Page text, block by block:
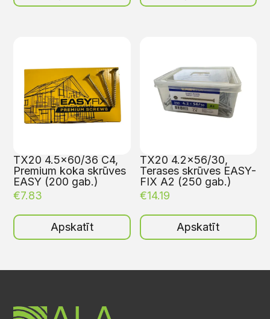
TX20 4.5×60/36 C4,
Premium koka skrūves
EASY (200 gab.)
€7.83
Apskatīt
TX20 4.2×56/30,
Terases skrūves EASY-
FIX A2 (250 gab.)
€14.19
Apskatīt